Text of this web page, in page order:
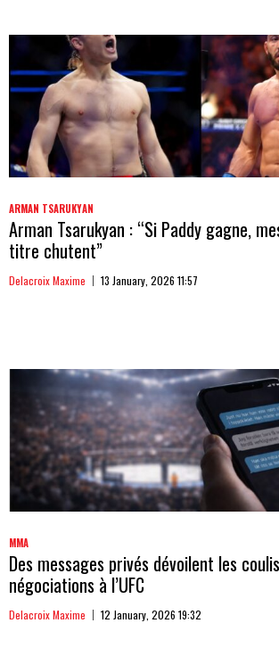
ARMAN TSARUKYAN
Arman Tsarukyan : “Si Paddy gagne,
titre chutent”
Delacroix Maxime 13 January, 2026 11:57
MMA
Des messages privés dévoilent les
négociations à l’UFC
Delacroix Maxime 12 January, 2026 19:32